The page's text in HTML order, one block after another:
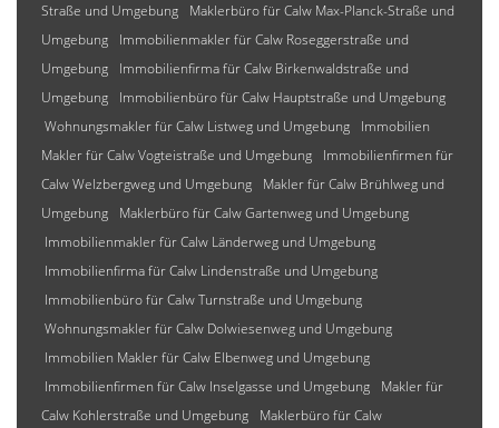
Straße und Umgebung
Maklerbüro für Calw Max-Planck-Straße und
Umgebung
Immobilienmakler für Calw Roseggerstraße und
Umgebung
Immobilienfirma für Calw Birkenwaldstraße und
Umgebung
Immobilienbüro für Calw Hauptstraße und Umgebung
Wohnungsmakler für Calw Listweg und Umgebung
Immobilien
Makler für Calw Vogteistraße und Umgebung
Immobilienfirmen für
Calw Welzbergweg und Umgebung
Makler für Calw Brühlweg und
Umgebung
Maklerbüro für Calw Gartenweg und Umgebung
Immobilienmakler für Calw Länderweg und Umgebung
Immobilienfirma für Calw Lindenstraße und Umgebung
Immobilienbüro für Calw Turnstraße und Umgebung
Wohnungsmakler für Calw Dolwiesenweg und Umgebung
Immobilien Makler für Calw Elbenweg und Umgebung
Immobilienfirmen für Calw Inselgasse und Umgebung
Makler für
Calw Kohlerstraße und Umgebung
Maklerbüro für Calw